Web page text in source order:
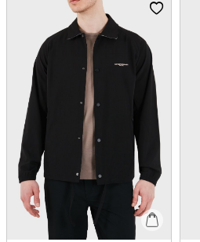
-Gizli kapüşon -Fermuarlı iç cepli
-Su ve
Üretim Yeri :
5DK16L1BS41NNLZ0101.25